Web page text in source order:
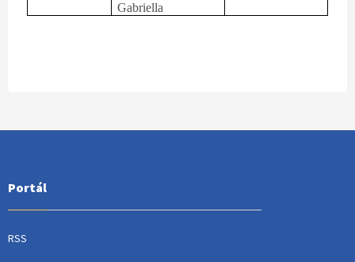
Gabriella
Portál
RSS